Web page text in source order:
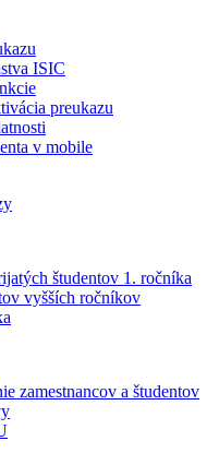
ISIC
preukazu
v mobile
študentov 1. ročníka
vyšších ročníkov
zamestnancov a študentov